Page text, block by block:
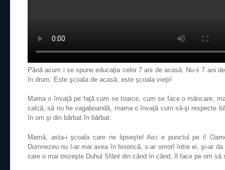
Până acum i se spune educaţia celor 7 ani de acasă. Nu-s 7 ani
în drum. Este şcoala de acasă, este şcoala vieţii!
Mama o învaţă pe faţă cum se toarce, cum se face o mâncare,
calcă, să nu fie vagaboandă, mama o învaţă cum să-şi respecte
în om şi din bărbat în bărbat.
Mamă, asta-i şcoala care ne lipseşte! Aici e punctul pe i!
Dumnezeu nu l-ar mai avea în biserică, s-ar omorî între ei, şi-ar
care o mai trezeşte Duhul Sfânt din când în când, îl face pe om să